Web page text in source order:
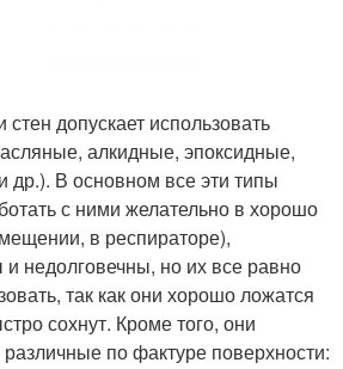
стен допускает использовать
алкидные, эпоксидные,
др.). В основном все эти типы
с ними желательно в хорошо
в респираторе),
недолговечны, но их все равно
так как они хорошо ложатся
сохнут. Кроме того, они
по фактуре поверхности: